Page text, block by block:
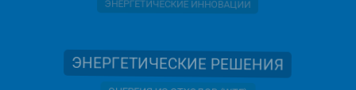
ЭНЕРГЕТИЧЕСКИЕ ИННОВАЦИИ
ЭНЕРГЕТИЧЕСКИЕ РЕШЕНИЯ